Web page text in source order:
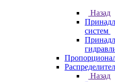
Назад
систем
Назад